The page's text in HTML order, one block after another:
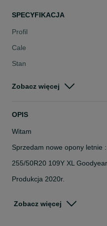
SPECYFIKACJA
Profil
Cale
Stan
Szerokość
Zobacz więcej
OPIS
Witam
Sprzedam nowe opony letnie :
255/50R20 109Y XL
Produkcja 2020r.
Zobacz więcej